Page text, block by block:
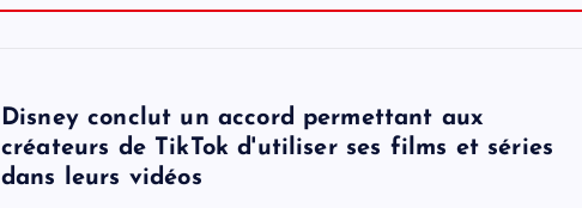
Disney conclut un accord permettant aux
créateurs de TikTok d'utiliser ses films et séries
dans leurs vidéos